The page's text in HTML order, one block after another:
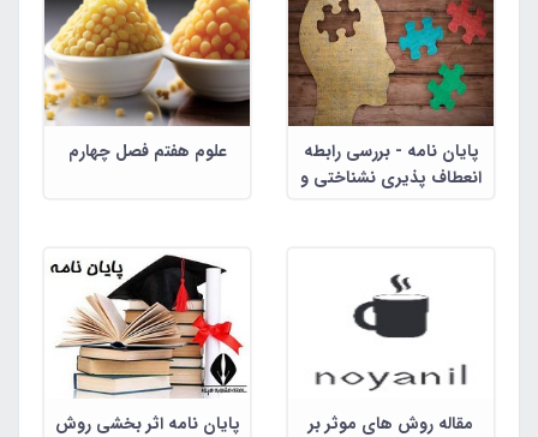
پایان نامه - بررسی رابطه
انعطاف پذیری نشناختی و
علوم هفتم فصل چهارم
مقاله روش های موثر بر پایان نامه اثر بخشی روش